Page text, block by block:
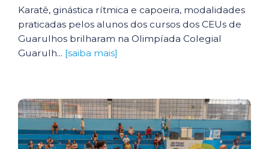
Karatê, ginástica rítmica e capoeira, modalidades
praticadas pelos alunos dos cursos dos CEUs de
Guarulhos brilharam na Olimpíada Colegial
Guarulh... [saiba mais]